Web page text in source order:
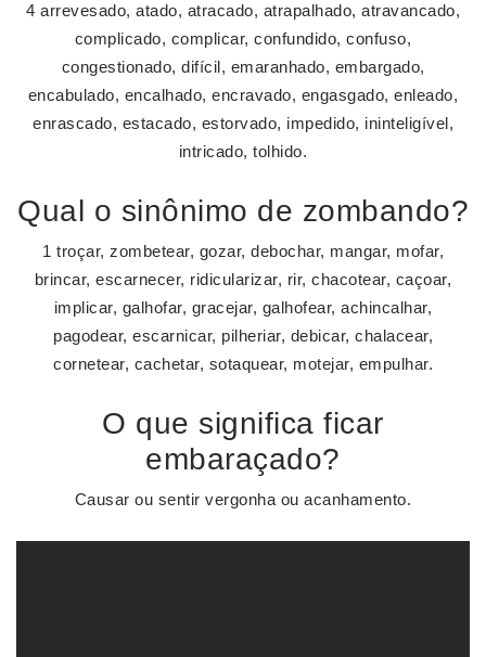
4 arrevesado, atado, atracado, atrapalhado, atravancado,
complicado, complicar, confundido, confuso,
congestionado, difícil, emaranhado, embargado,
encabulado, encalhado, encravado, engasgado, enleado,
enrascado, estacado, estorvado, impedido, ininteligível,
intricado, tolhido.
Qual o sinônimo de zombando?
1 troçar, zombetear, gozar, debochar, mangar, mofar,
brincar, escarnecer, ridicularizar, rir, chacotear, caçoar,
implicar, galhofar, gracejar, galhofear, achincalhar,
pagodear, escarnicar, pilheriar, debicar, chalacear,
cornetear, cachetar, sotaquear, motejar, empulhar.
O que significa ficar
embaraçado?
Causar ou sentir vergonha ou acanhamento.